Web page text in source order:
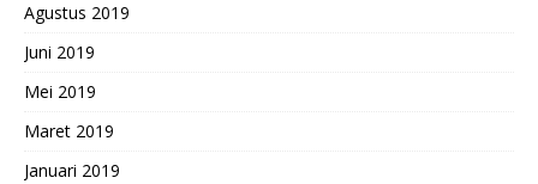
Agustus 2019
Juni 2019
Mei 2019
Maret 2019
Januari 2019